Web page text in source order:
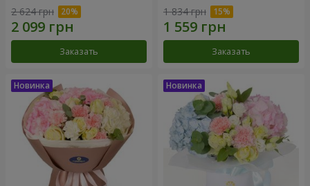
2 624 грн
Заказать
1 834 грн
Заказать